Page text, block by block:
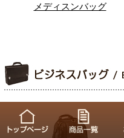
メディスンバッグ